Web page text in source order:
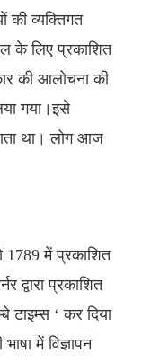
की व्यक्तिगत
के लिए प्रकाशित
की आलोचना की
गया।इसे
था। लोग आज
1789 में प्रकाशित
द्वारा प्रकाशित
टाइम्स ‘ कर दिया
में विज्ञापन